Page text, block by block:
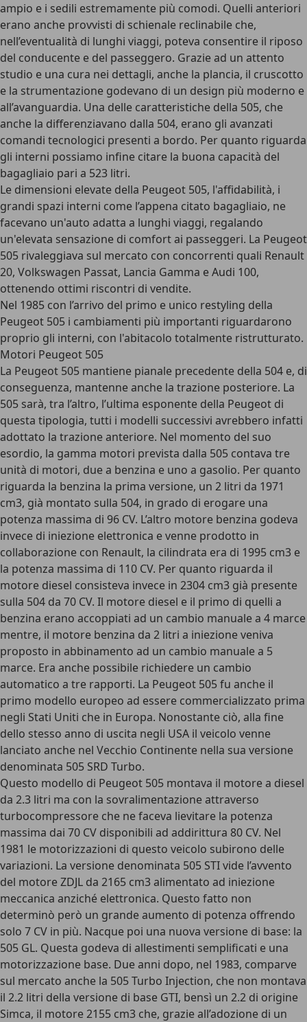
ampio e i sedili estremamente più comodi. Quelli anteriori
erano anche provvisti di schienale reclinabile che,
nell’eventualità di lunghi viaggi, poteva consentire il riposo
del conducente e del passeggero. Grazie ad un attento
studio e una cura nei dettagli, anche la plancia, il cruscotto
e la strumentazione godevano di un design più moderno e
all’avanguardia. Una delle caratteristiche della 505, che
anche la differenziavano dalla 504, erano gli avanzati
comandi tecnologici presenti a bordo. Per quanto riguarda
gli interni possiamo infine citare la buona capacità del
bagagliaio pari a 523 litri.
Le dimensioni elevate della Peugeot 505, l'affidabilità, i
grandi spazi interni come l’appena citato bagagliaio, ne
facevano un'auto adatta a lunghi viaggi, regalando
un'elevata sensazione di comfort ai passeggeri. La Peugeot
505 rivaleggiava sul mercato con concorrenti quali Renault
20, Volkswagen Passat, Lancia Gamma e Audi 100,
ottenendo ottimi riscontri di vendite.
Nel 1985 con l’arrivo del primo e unico restyling della
Peugeot 505 i cambiamenti più importanti riguardarono
proprio gli interni, con l'abitacolo totalmente ristrutturato.
Motori Peugeot 505
La Peugeot 505 mantiene pianale precedente della 504 e, di
conseguenza, mantenne anche la trazione posteriore. La
505 sarà, tra l’altro, l’ultima esponente della Peugeot di
questa tipologia, tutti i modelli successivi avrebbero infatti
adottato la trazione anteriore. Nel momento del suo
esordio, la gamma motori prevista dalla 505 contava tre
unità di motori, due a benzina e uno a gasolio. Per quanto
riguarda la benzina la prima versione, un 2 litri da 1971
cm3, già montato sulla 504, in grado di erogare una
potenza massima di 96 CV. L’altro motore benzina godeva
invece di iniezione elettronica e venne prodotto in
collaborazione con Renault, la cilindrata era di 1995 cm3 e
la potenza massima di 110 CV. Per quanto riguarda il
motore diesel consisteva invece in 2304 cm3 già presente
sulla 504 da 70 CV. Il motore diesel e il primo di quelli a
benzina erano accoppiati ad un cambio manuale a 4 marce
mentre, il motore benzina da 2 litri a iniezione veniva
proposto in abbinamento ad un cambio manuale a 5
marce. Era anche possibile richiedere un cambio
automatico a tre rapporti. La Peugeot 505 fu anche il
primo modello europeo ad essere commercializzato prima
negli Stati Uniti che in Europa. Nonostante ciò, alla fine
dello stesso anno di uscita negli USA il veicolo venne
lanciato anche nel Vecchio Continente nella sua versione
denominata 505 SRD Turbo.
Questo modello di Peugeot 505 montava il motore a diesel
da 2.3 litri ma con la sovralimentazione attraverso
turbocompressore che ne faceva lievitare la potenza
massima dai 70 CV disponibili ad addirittura 80 CV. Nel
1981 le motorizzazioni di questo veicolo subirono delle
variazioni. La versione denominata 505 STI vide l’avvento
del motore ZDJL da 2165 cm3 alimentato ad iniezione
meccanica anziché elettronica. Questo fatto non
determinò però un grande aumento di potenza offrendo
solo 7 CV in più. Nacque poi una nuova versione di base: la
505 GL. Questa godeva di allestimenti semplificati e una
motorizzazione base. Due anni dopo, nel 1983, comparve
sul mercato anche la 505 Turbo Injection, che non montava
il 2.2 litri della versione di base GTI, bensì un 2.2 di origine
Simca, il motore 2155 cm3 che, grazie all’adozione di un